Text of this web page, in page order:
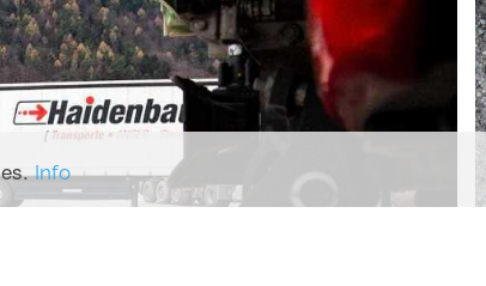
Info
+43 03175 7120|E-Mail: office@haidenbauer.com
Gerald e.U. Alle Rechte vorbehalten. Site designed by